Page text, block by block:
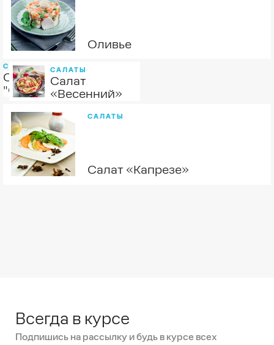
Оливье
САЛАТЫ
Салат
"Столичный"
САЛАТЫ
Салат
«Весенний»
САЛАТЫ
Салат «Капрезе»
Всегда в курсе
Подпишись на рассылку и будь в курсе всех